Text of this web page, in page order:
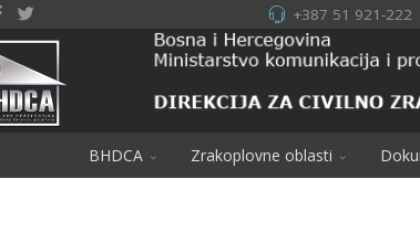
+387 51 921-222
BHDCA Zrakoplovne oblasti